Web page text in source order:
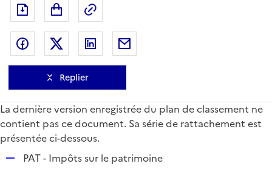
Exporter le document au format pdf
Partager sur Facebook
Partager sur Twitter
Partager sur LinkedIn
Replier
La dernière version enregistrée du plan de classement ne
contient pas ce document. Sa série de rattachement est
présentée ci-dessous.
PAT - Impôts sur le patrimoine